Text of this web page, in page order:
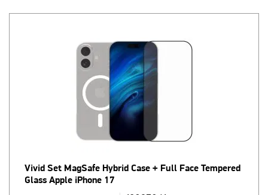
Vivid Set MagSafe Hybrid Case + Full Face Tempered
Glass Apple iPhone 17